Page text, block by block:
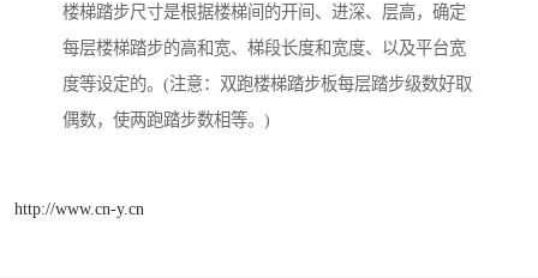
楼梯踏步尺寸是根据楼梯间的开间、进深、层高，确定
每层楼梯踏步的高和宽、梯段长度和宽度、以及平台宽
度等设定的。(注意：双跑楼梯踏步板每层踏步级数好取
偶数，使两跑踏步数相等。)
http://www.cn-y.cn